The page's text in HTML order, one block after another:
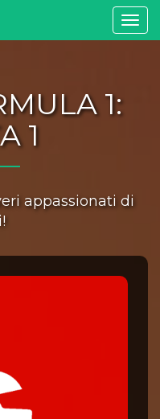
1:
1
appassionati di